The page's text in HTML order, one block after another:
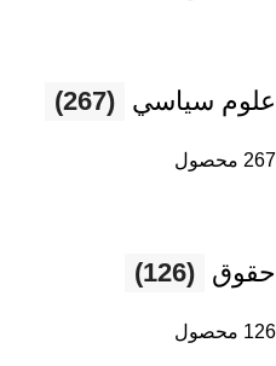
علوم سياسي (267)
267 محصول
حقوق (126)
126 محصول